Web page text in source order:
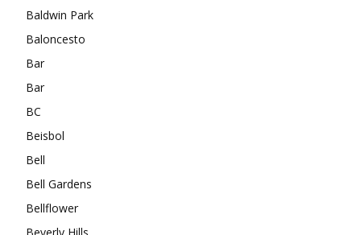
Baldwin Park
Baloncesto
Bar
Bar
BC
Beisbol
Bell
Bell Gardens
Bellflower